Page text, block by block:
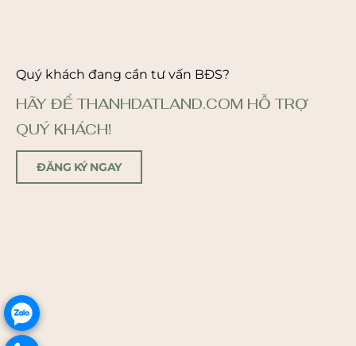
Quý khách đang cần tư vấn BĐS?
HÃY ĐỂ THANHDATLAND.COM HỖ TRỢ
QUÝ KHÁCH!
ĐĂNG KÝ NGAY
.